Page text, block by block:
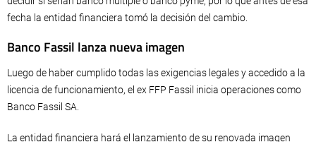
fecha la entidad financiera tomó la decisión del cambio.
Banco Fassil lanza nueva imagen
Luego de haber cumplido todas las exigencias legales y accedido a la
licencia de funcionamiento, el ex FFP Fassil inicia operaciones como
Banco Fassil SA.
La entidad financiera hará el lanzamiento de su renovada imagen